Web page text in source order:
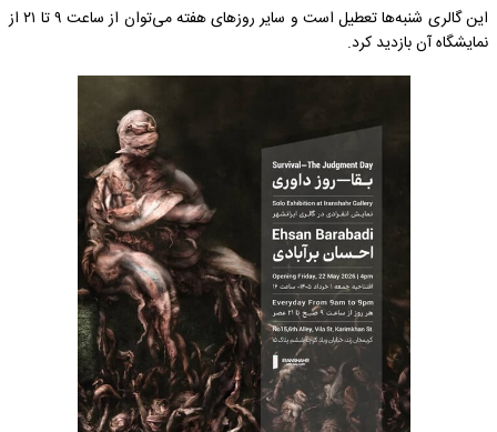
این گالری شنبه‌ها تعطیل است و سایر روزهای هفته می‌توان از ساعت ۹ تا ۲۱ از
نمایشگاه آن بازدید کرد.